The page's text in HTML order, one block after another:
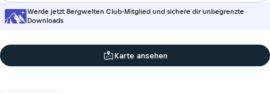
Werde jetzt Bergwelten Club-Mitglied und sichere dir unbegrenzte
Downloads
Karte ansehen